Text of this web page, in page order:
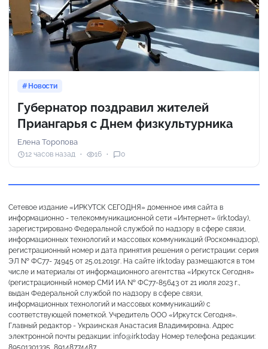
Новости
Губернатор поздравил жителей
Приангарья с Днем физкультурника
Елена Торопова
12 часов назад 16 0
Сетевое издание «ИРКУТСК СЕГОДНЯ» доменное имя сайта в
информационно - телекоммуникационной сети «Интернет» (irk.today),
зарегистрировано Федеральной службой по надзору в сфере связи,
информационных технологий и массовых коммуникаций (Роскомнадзор),
регистрационный номер и дата принятия решения о регистрации: серия
ЭЛ № ФС77- 74945 от 25.01.2019г. На сайте irk.today размещаются в том
числе и материалы от информационного агентства «Иркутск Сегодня»
(регистрационный номер СМИ ИА № ФС77-85643 от 21 июля 2023 г.,
выдан Федеральной службой по надзору в сфере связи,
информационных технологий и массовых коммуникаций) с
соответствующей пометкой. Учредитель ООО «Иркутск Сегодня».
Главный редактор - Украинская Анастасия Владимировна. Адрес
электронной почты редакции: info@irk.today Номер телефона редакции:
89501301335, 89148774487